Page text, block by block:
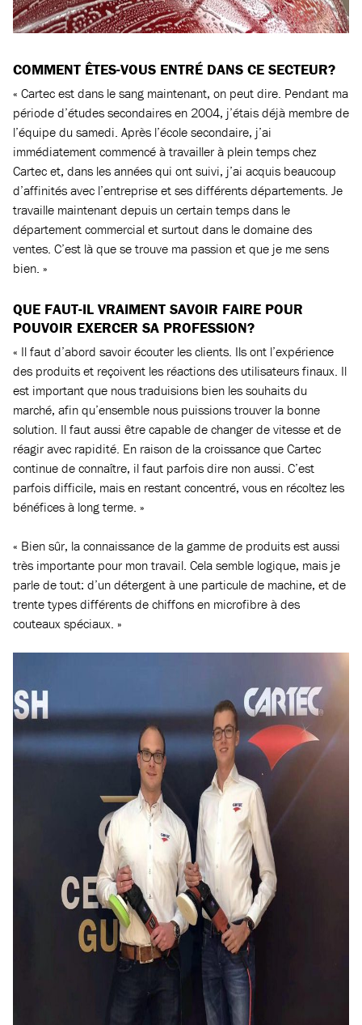
COMMENT ÊTES-VOUS ENTRÉ DANS CE SECTEUR?
« Cartec est dans le sang maintenant, on peut dire. Pendant ma
période d’études secondaires en 2004, j’étais déjà membre de
l’équipe du samedi. Après l’école secondaire, j’ai
immédiatement commencé à travailler à plein temps chez
Cartec et, dans les années qui ont suivi, j’ai acquis beaucoup
d’affinités avec l’entreprise et ses différents départements. Je
travaille maintenant depuis un certain temps dans le
département commercial et surtout dans le domaine des
ventes. C’est là que se trouve ma passion et que je me sens
bien. »
QUE FAUT-IL VRAIMENT SAVOIR FAIRE POUR
POUVOIR EXERCER SA PROFESSION?
« Il faut d’abord savoir écouter les clients. Ils ont l’expérience
des produits et reçoivent les réactions des utilisateurs finaux. Il
est important que nous traduisions bien les souhaits du
marché, afin qu’ensemble nous puissions trouver la bonne
solution. Il faut aussi être capable de changer de vitesse et de
réagir avec rapidité. En raison de la croissance que Cartec
continue de connaître, il faut parfois dire non aussi. C’est
parfois difficile, mais en restant concentré, vous en récoltez les
bénéfices à long terme. »
« Bien sûr, la connaissance de la gamme de produits est aussi
très importante pour mon travail. Cela semble logique, mais je
parle de tout: d’un détergent à une particule de machine, et de
trente types différents de chiffons en microfibre à des
couteaux spéciaux. »